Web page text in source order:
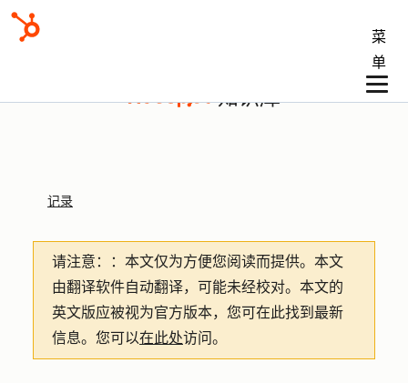
菜
单
知识库
记录
请注意： ：本文仅为方便您阅读而提供。 本文
由翻译软件自动翻译，可能未经校对。本文的
英文版应被视为官方版本，您可在此找到最新
信息。您可以在此处访问。